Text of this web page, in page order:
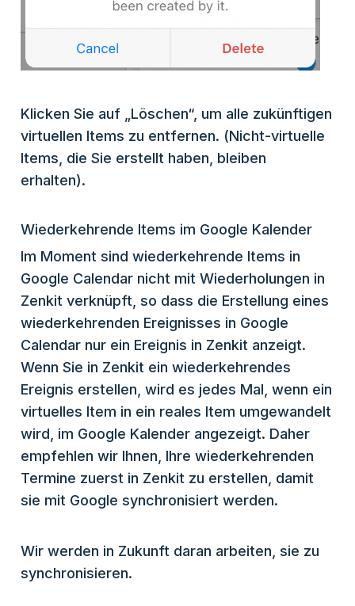
Klicken Sie auf „Löschen“, um alle zukünftigen
virtuellen Items zu entfernen. (Nicht-virtuelle
Items, die Sie erstellt haben, bleiben
erhalten).
Wiederkehrende Items im Google Kalender
Im Moment sind wiederkehrende Items in
Google Calendar nicht mit Wiederholungen in
Zenkit verknüpft, so dass die Erstellung eines
wiederkehrenden Ereignisses in Google
Calendar nur ein Ereignis in Zenkit anzeigt.
Wenn Sie in Zenkit ein wiederkehrendes
Ereignis erstellen, wird es jedes Mal, wenn ein
virtuelles Item in ein reales Item umgewandelt
wird, im Google Kalender angezeigt. Daher
empfehlen wir Ihnen, Ihre wiederkehrenden
Termine zuerst in Zenkit zu erstellen, damit
sie mit Google synchronisiert werden.
Wir werden in Zukunft daran arbeiten, sie zu
synchronisieren.